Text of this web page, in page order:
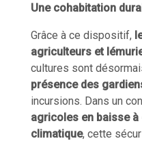
Une cohabitation
Grâce à ce dispositif,
agriculteurs et
cultures sont
présence des
incursions. Dans un
agricoles en baisse
climatique, cette